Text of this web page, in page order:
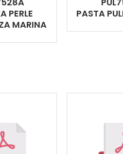
PERLE
MARINA
PASTA